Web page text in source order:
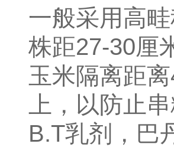
一般采用高
株距27-30厘
玉米隔离距
上，以防止
B.T乳剂，巴